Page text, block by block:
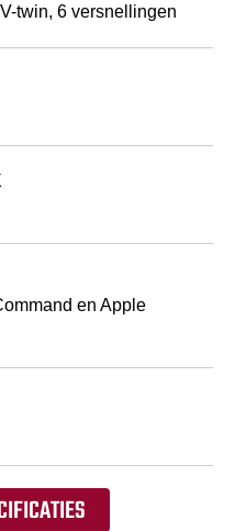
twin, 6 versnellingen
en Apple